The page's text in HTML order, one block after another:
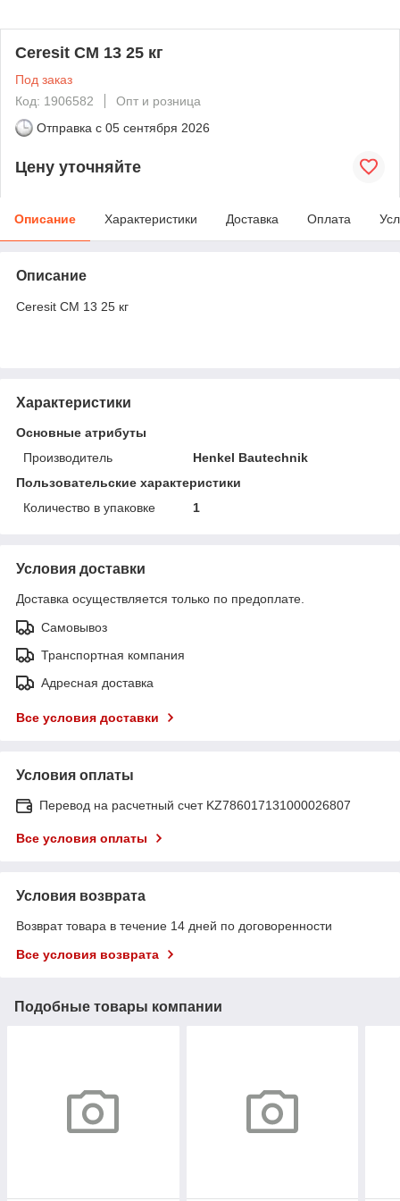
Ceresit CМ 13 25 кг
Под заказ
Код: 1906582
Опт и розница
Отправка с 05 сентября 2026
Цену уточняйте
Описание Характеристики Доставка Оплата
Описание
Ceresit CМ 13 25 кг
Характеристики
Основные атрибуты
Производитель
Henkel Bautechnik
Пользовательские характеристики
Количество в упаковке
1
Условия доставки
Доставка осуществляется только по предоплате.
Самовывоз
Транспортная компания
Адресная доставка
Все условия доставки
Условия оплаты
Перевод на расчетный счет KZ786017131000026807
Все условия оплаты
Условия возврата
Возврат товара в течение 14 дней по договоренности
Все условия возврата
Подобные товары компании